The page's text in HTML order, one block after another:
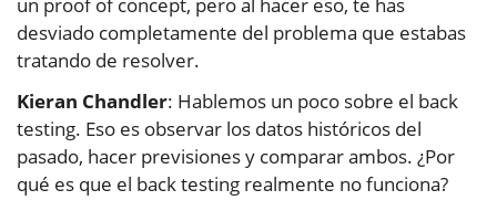
un proof of concept, pero al hacer eso, te has
desviado completamente del problema que estabas
tratando de resolver.
Kieran Chandler: Hablemos un poco sobre el back
testing. Eso es observar los datos históricos del
pasado, hacer previsiones y comparar ambos. ¿Por
qué es que el back testing realmente no funciona?